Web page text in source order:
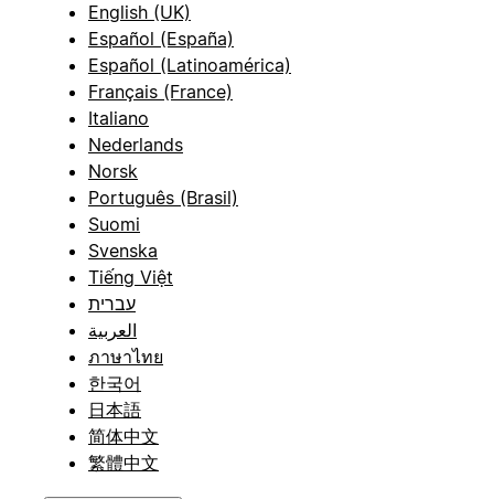
English (UK)
Español (España)
Español (Latinoamérica)
Français (France)
Italiano
Nederlands
Norsk
Português (Brasil)
Suomi
Svenska
Tiếng Việt
עברית
العربية
ภาษาไทย
한국어
日本語
简体中文
繁體中文